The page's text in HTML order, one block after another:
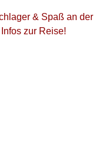
& Spaß an der
zur Reise!